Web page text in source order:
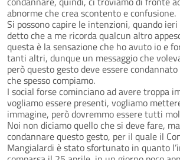
abnorme che crea scontento e confusione.
Si possono capire le intenzioni, quando
detto che a me ricorda qualcun altro
questa è la sensazione che ho avuto io e
tanti altri, dunque un messaggio che
però questo gesto deve essere
che spesso compiamo.
I social forse cominciano ad avere troppa
vogliamo essere presenti, vogliamo
immagine, però dovremmo essere tutti
Noi non diciamo quello che si deve fare,
condannare questo gesto, per il quale il
Mangialardi è stato sfortunato in quanto